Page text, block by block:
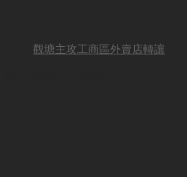
觀塘主攻工商區外賣店轉讓